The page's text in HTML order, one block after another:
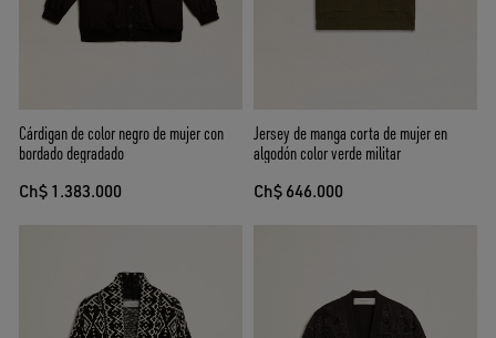
Cárdigan de color negro de mujer con
bordado degradado
Ch$ 1.383.000
Jersey de manga corta de mujer en
algodón color verde militar
Ch$ 646.000